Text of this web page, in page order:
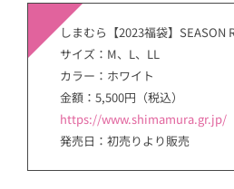
しまむら【2023福袋】SEASON
サイズ：M、L、LL
カラー：ホワイト
金額：5,500円（税込）
https://www.shimamura.gr.jp/
発売日：初売りより販売